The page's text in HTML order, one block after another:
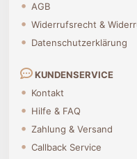
AGB
Widerrufsrecht &
Datenschutzerklärung
KUNDENSERVICE
Kontakt
Hilfe & FAQ
Zahlung & Versand
Callback Service